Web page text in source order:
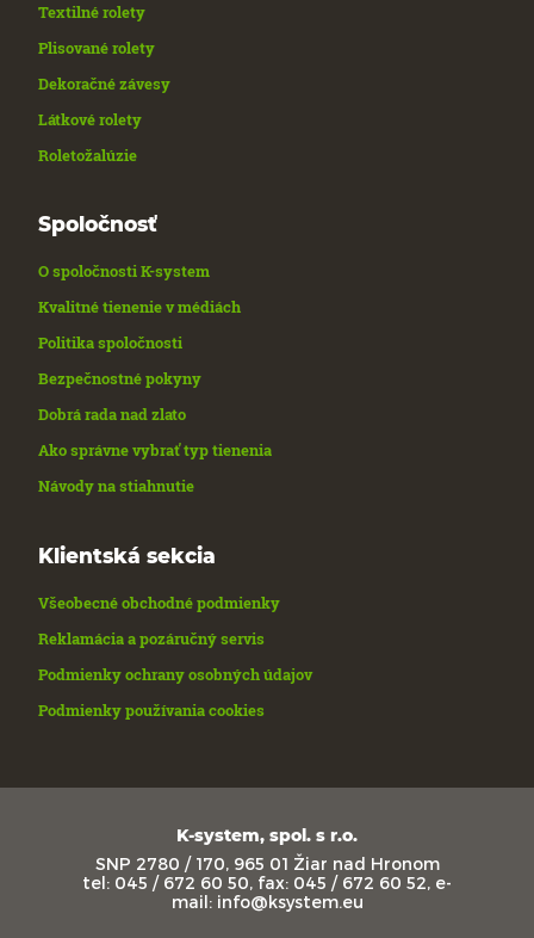
Textilné rolety
Plisované rolety
Dekoračné závesy
Látkové rolety
Roletožalúzie
Spoločnosť
O spoločnosti K-system
Kvalitné tienenie v médiách
Politika spoločnosti
Bezpečnostné pokyny
Dobrá rada nad zlato
Ako správne vybrať typ tienenia
Návody na stiahnutie
Klientská sekcia
Všeobecné obchodné podmienky
Reklamácia a pozáručný servis
Podmienky ochrany osobných údajov
Podmienky používania cookies
K-system, spol. s r.o.
SNP 2780 / 170, 965 01 Žiar nad Hronom
tel: 045 / 672 60 50, fax: 045 / 672 60 52, e-
mail: info@ksystem.eu